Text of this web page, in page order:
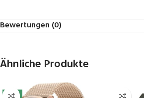
Bewertungen (0)
Ähnliche Produkte
-7%